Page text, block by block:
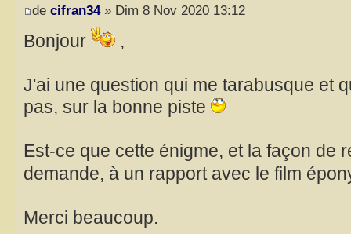
de cifran34» Dim 8 Nov 2020 13:12
Bonjour ,
J'ai une question qui me tarabusque et
pas, sur la bonne piste
Est-ce que cette énigme, et la façon de
demande, à un rapport avec le film
Merci beaucoup.